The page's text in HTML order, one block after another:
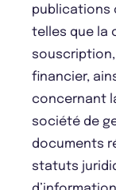
publications
telles que la
financier,
concernant
société de
documents
statuts